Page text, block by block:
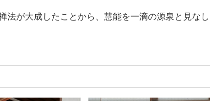
法が大成したことから、慧能を一滴の源泉と見なし